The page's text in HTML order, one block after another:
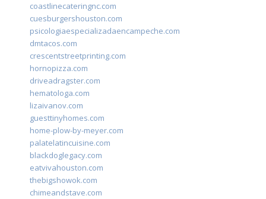
coastlinecateringnc.com
cuesburgershouston.com
psicologiaespecializadaencampeche.com
dmtacos.com
crescentstreetprinting.com
hornopizza.com
driveadragster.com
hematologa.com
lizaivanov.com
guesttinyhomes.com
home-plow-by-meyer.com
palatelatincuisine.com
blackdoglegacy.com
eatvivahouston.com
thebigshowok.com
chimeandstave.com